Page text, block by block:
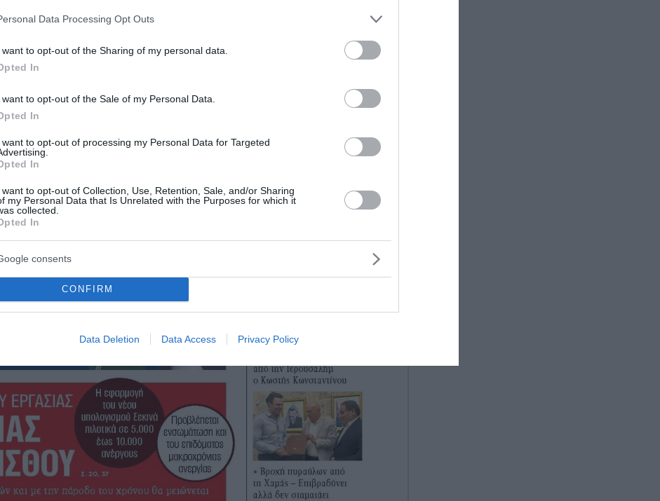
Data Processing Opt Outs
want to opt-out of the Sharing of my personal data.
In
want to opt-out of the Sale of my Personal Data.
In
want to opt-out of processing my Personal Data for Targeted
In
want to opt-out of Collection, Use, Retention, Sale, and/or Sharing
my Personal Data that Is Unrelated with the Purposes for which it
collected.
In
consents
CONFIRM
Data Deletion Data Access Privacy Policy